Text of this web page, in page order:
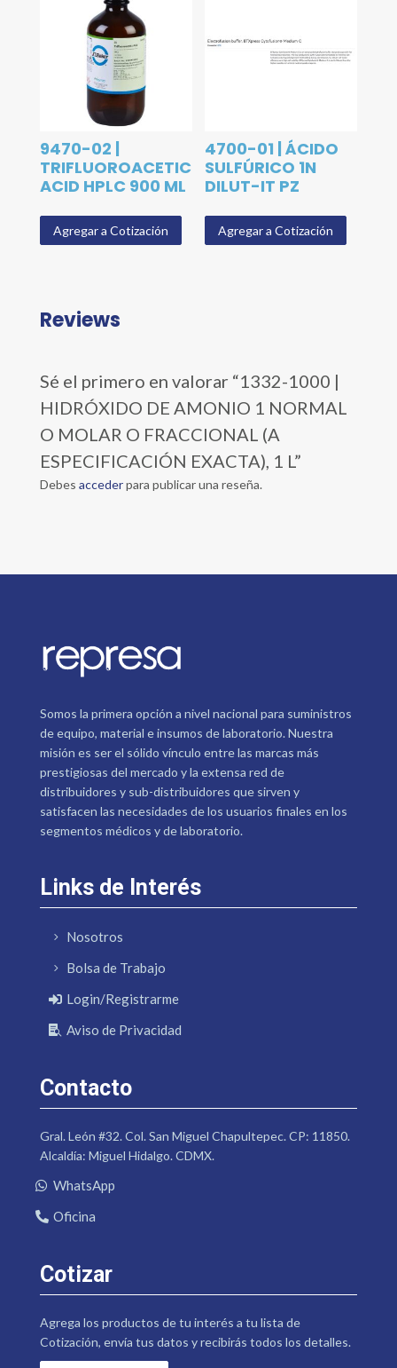
9470-02 |
TRIFLUOROACETIC
ACID HPLC 900 ML
Agregar a Cotización
4700-01 | ÁCIDO
SULFÚRICO 1N
DILUT-IT PZ
Agregar a Cotización
Reviews
Sé el primero en valorar “1332-1000 |
HIDRÓXIDO DE AMONIO 1 NORMAL
O MOLAR O FRACCIONAL (A
ESPECIFICACIÓN EXACTA), 1 L”
Debes accederpara publicar una reseña.
Somos la primera opción a nivel nacional para suministros
de equipo, material e insumos de laboratorio. Nuestra
misión es ser el sólido vínculo entre las marcas más
prestigiosas del mercado y la extensa red de
distribuidores y sub-distribuidores que sirven y
satisfacen las necesidades de los usuarios finales en los
segmentos médicos y de laboratorio.
Links de Interés
Nosotros
Bolsa de Trabajo
Login/Registrarme
Aviso de Privacidad
Contacto
Gral. León #32. Col. San Miguel Chapultepec. CP: 11850.
Alcaldía: Miguel Hidalgo. CDMX.
WhatsApp
Oficina
Cotizar
Agrega los productos de tu interés a tu lista de
Cotización, envía tus datos y recibirás todos los detalles.